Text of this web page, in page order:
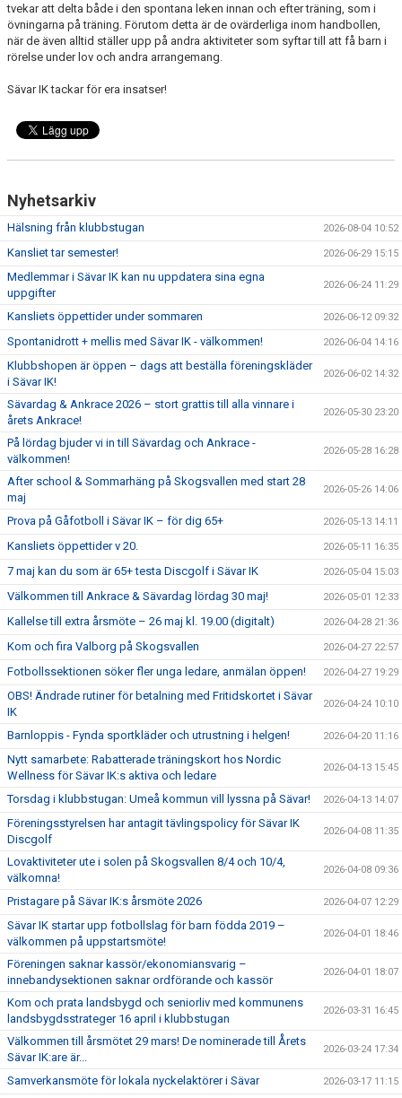
tvekar att delta både i den spontana leken innan och efter träning, som i
övningarna på träning. Förutom detta är de ovärderliga inom handbollen,
när de även alltid ställer upp på andra aktiviteter som syftar till att få barn i
rörelse under lov och andra arrangemang.
Sävar IK tackar för era insatser!
Nyhetsarkiv
Hälsning från klubbstugan 2026-08-04 10:52
Kansliet tar semester! 2026-06-29 15:15
Medlemmar i Sävar IK kan nu uppdatera sina egna
uppgifter
2026-06-24 11:29
Kansliets öppettider under sommaren 2026-06-12 09:32
Spontanidrott + mellis med Sävar IK - välkommen! 2026-06-04 14:16
Klubbshopen är öppen – dags att beställa föreningskläder
i Sävar IK!
2026-06-02 14:32
Sävardag & Ankrace 2026 – stort grattis till alla vinnare i
årets Ankrace!
2026-05-30 23:20
På lördag bjuder vi in till Sävardag och Ankrace -
välkommen!
2026-05-28 16:28
After school & Sommarhäng på Skogsvallen med start 28
maj
2026-05-26 14:06
Prova på Gåfotboll i Sävar IK – för dig 65+ 2026-05-13 14:11
Kansliets öppettider v 20. 2026-05-11 16:35
7 maj kan du som är 65+ testa Discgolf i Sävar IK 2026-05-04 15:03
Välkommen till Ankrace & Sävardag lördag 30 maj! 2026-05-01 12:33
Kallelse till extra årsmöte – 26 maj kl. 19.00 (digitalt) 2026-04-28 21:36
Kom och fira Valborg på Skogsvallen 2026-04-27 22:57
Fotbollssektionen söker fler unga ledare, anmälan öppen! 2026-04-27 19:29
OBS! Ändrade rutiner för betalning med Fritidskortet i Sävar
IK
2026-04-24 10:10
Barnloppis - Fynda sportkläder och utrustning i helgen! 2026-04-20 11:16
Nytt samarbete: Rabatterade träningskort hos Nordic
Wellness för Sävar IK:s aktiva och ledare
2026-04-13 15:45
Torsdag i klubbstugan: Umeå kommun vill lyssna på Sävar! 2026-04-13 14:07
Föreningsstyrelsen har antagit tävlingspolicy för Sävar IK
Discgolf
2026-04-08 11:35
Lovaktiviteter ute i solen på Skogsvallen 8/4 och 10/4,
välkomna!
2026-04-08 09:36
Pristagare på Sävar IK:s årsmöte 2026 2026-04-07 12:29
Sävar IK startar upp fotbollslag för barn födda 2019 –
välkommen på uppstartsmöte!
2026-04-01 18:46
Föreningen saknar kassör/ekonomiansvarig –
innebandysektionen saknar ordförande och kassör
2026-04-01 18:07
Kom och prata landsbygd och seniorliv med kommunens
landsbygdsstrateger 16 april i klubbstugan
2026-03-31 16:45
Välkommen till årsmötet 29 mars! De nominerade till Årets
Sävar IK:are är...
2026-03-24 17:34
Samverkansmöte för lokala nyckelaktörer i Sävar 2026-03-17 11:15